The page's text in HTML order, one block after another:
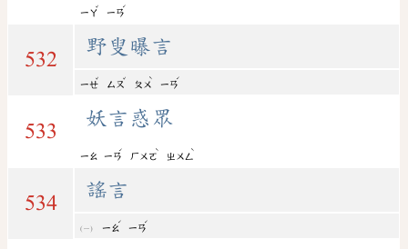
ㄧㄚ
ˇ
ㄧㄢ
ˊ
532
野叟曝言
ㄧㄝ
ˇ
ㄙㄡ
ˇ
ㄆㄨ
ˋ
ㄧㄢ
ˊ
533
妖言惑眾
ㄧㄠ ㄧㄢ
ˊ
ㄏㄨㄛ
ˋ
ㄓㄨㄥ
ˋ
534
謠言
ㄧㄠ
ˊ
ㄧㄢ
ˊ